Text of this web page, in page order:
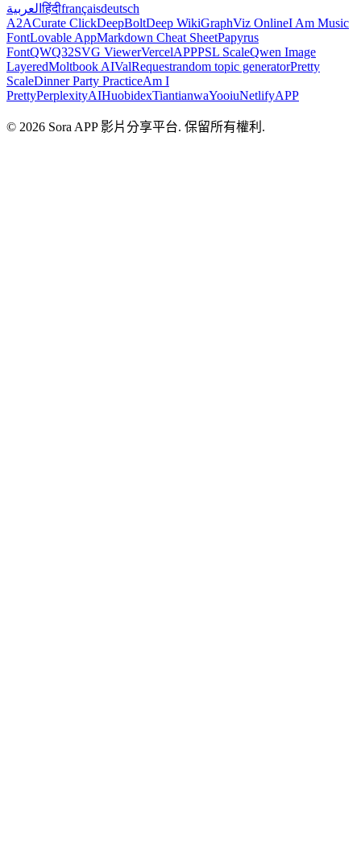
العربيةहिंदीfrançaisdeutsch
A2ACurate ClickDeepBoltDeep WikiGraphViz OnlineI Am Music
FontLovable AppMarkdown Cheat SheetPapyrus
FontQWQ32SVG ViewerVercelAPPPSL ScaleQwen Image
LayeredMoltbook AIValRequestrandom topic generatorPretty
ScaleDinner Party PracticeAm I
PrettyPerplexityAIHuobidexTiantianwaYooiuNetlifyAPP
© 2026 Sora APP 影片分享平台. 保留所有權利.